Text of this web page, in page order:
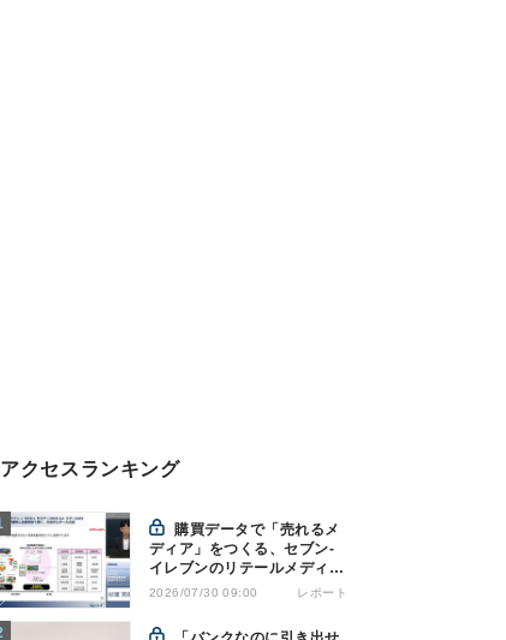
アクセスランキング
購買データで「売れるメ
ディア」をつくる、セブン-
イレブンのリテールメディア
戦略
2026/07/30 09:00 レポート